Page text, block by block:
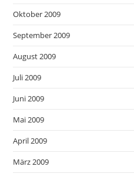
Oktober 2009
September 2009
August 2009
Juli 2009
Juni 2009
Mai 2009
April 2009
März 2009